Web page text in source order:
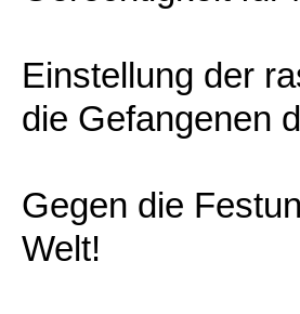
Einstellung der
die Gefangenen
Gegen die
Welt!